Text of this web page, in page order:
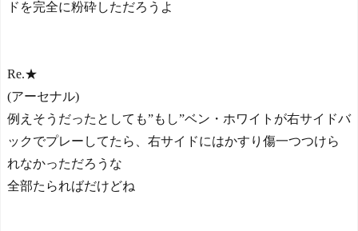
ドを完全に粉砕しただろうよ
Re.★
(アーセナル)
例えそうだったとしても”もし”ベン・ホワイトが右サイドバ
ックでプレーしてたら、右サイドにはかすり傷一つつけら
れなかっただろうな
全部たらればだけどね